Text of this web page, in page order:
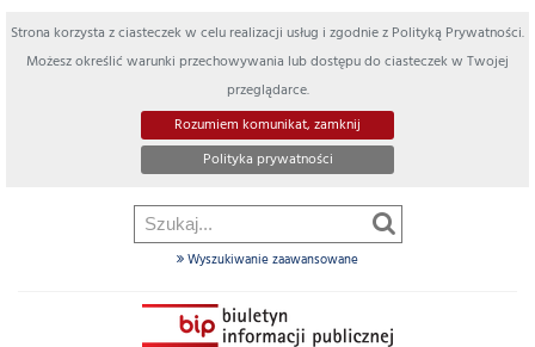
Strona korzysta z ciasteczek w celu realizacji usług i zgodnie z Polityką Prywatności.
Możesz określić warunki przechowywania lub dostępu do ciasteczek w Twojej
przeglądarce.
Rozumiem komunikat, zamknij
Polityka prywatności
Wyszukiwanie zaawansowane